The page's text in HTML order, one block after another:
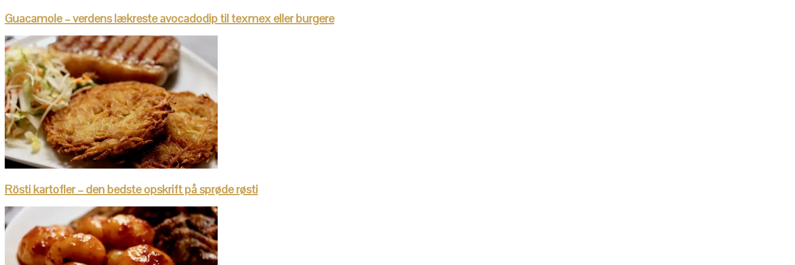
Guacamole – verdens lækreste avocadodip til texmex eller burgere
Rösti kartofler – den bedste opskrift på sprøde røsti